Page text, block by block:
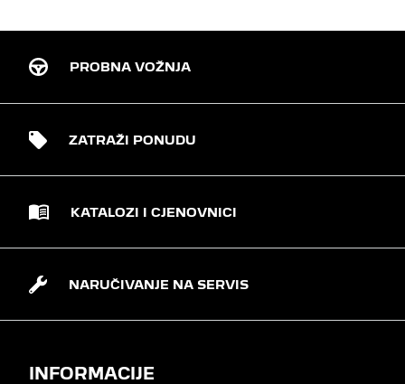
PROBNA VOŽNJA
ZATRAŽI PONUDU
KATALOZI I CJENOVNICI
NARUČIVANJE NA SERVIS
INFORMACIJE